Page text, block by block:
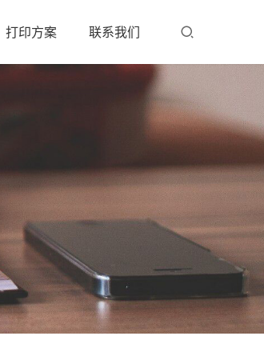
打印方案 联系我们